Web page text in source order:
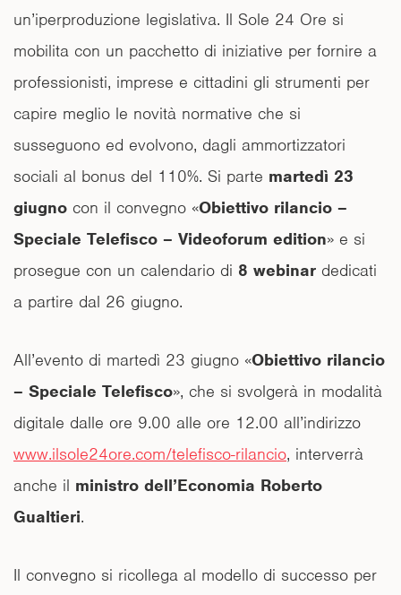
un’iperproduzione legislativa. Il Sole 24 Ore si
mobilita con un pacchetto di iniziative per fornire a
professionisti, imprese e cittadini gli strumenti per
capire meglio le novità normative che si
susseguono ed evolvono, dagli ammortizzatori
sociali al bonus del 110%. Si parte martedì 23
giugno con il convegno «Obiettivo rilancio –
Speciale Telefisco – Videoforum edition» e si
prosegue con un calendario di 8 webinar dedicati
a partire dal 26 giugno.
All’evento di martedì 23 giugno «Obiettivo rilancio
– Speciale Telefisco», che si svolgerà in modalità
digitale dalle ore 9.00 alle ore 12.00 all’indirizzo
www.ilsole24ore.com/telefisco-rilancio, interverrà
anche il ministro dell’Economia Roberto
Gualtieri.
Il convegno si ricollega al modello di successo per